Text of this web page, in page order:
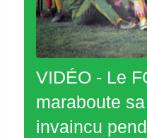
VIDÉO - Le
maraboute
invaincu